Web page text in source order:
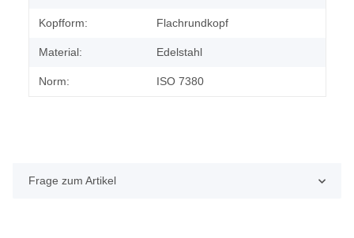
Kopfform: Flachrundkopf
Material: Edelstahl
Norm: ISO 7380
Frage zum Artikel